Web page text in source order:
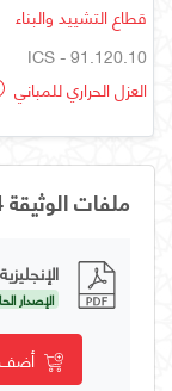
قطاع التشييد والبناء
ICS - 91.120.10
العزل الحراري للمباني
ملفات الوثيقة GSO ISO 52018-1:2024
الإنجليزية
الإصدار
أضف